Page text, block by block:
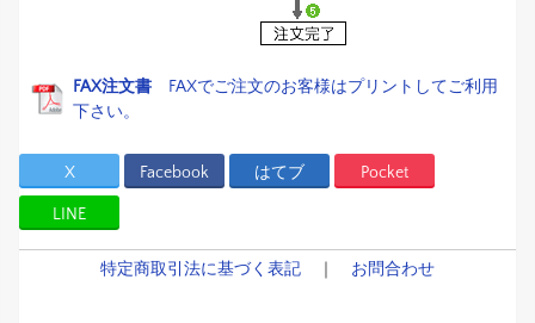
FAX注文書 FAXでご注文のお客様はプリントしてご利用
下さい。
X Facebook はてブ Pocket
LINE
特定商取引法に基づく表記 お問合わせ